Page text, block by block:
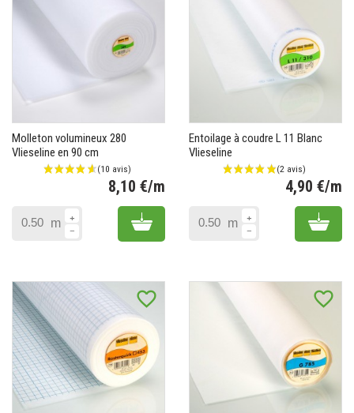
Molleton volumineux 280
Vlieseline en 90 cm
8,10 €/m
m Add to cart
Entoilage à coudre L 11 Blanc
Vlieseline
4,90 €/m
m Add
favorite_border favorite_border